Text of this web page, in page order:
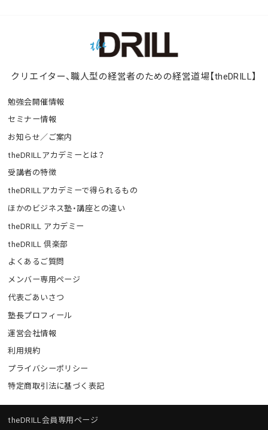
クリエイター、職人型の経営者のための経営道場【theDRILL】
勉強会開催情報
セミナー情報
お知らせ／ご案内
theDRILLアカデミーとは？
受講者の特徴
theDRILLアカデミーで得られるもの
ほかのビジネス塾・講座との違い
theDRILL アカデミー
theDRILL 倶楽部
よくあるご質問
メンバー専用ページ
代表ごあいさつ
塾長プロフィール
運営会社情報
利用規約
プライバシーポリシー
特定商取引法に基づく表記
theDRILL会員専用ページ